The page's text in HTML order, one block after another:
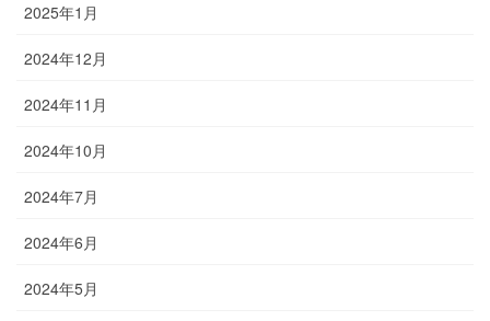
2025年1月
2024年12月
2024年11月
2024年10月
2024年7月
2024年6月
2024年5月